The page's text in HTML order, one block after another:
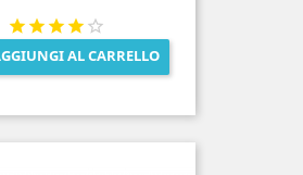
AL CARRELLO